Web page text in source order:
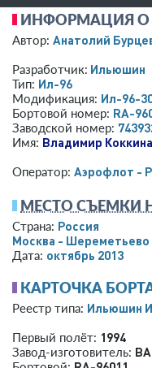
ИНФОРМАЦИЯ О
Автор: Анатолий
Разработчик: Ильюшин
Тип: Ил-96
Модификация: Ил-96-
Бортовой номер: RA-
Заводской номер:
Имя: Владимир
Оператор: Аэрофлот -
МЕСТО СЪЕМКИ
Страна: Россия
Москва - Шереметьево
Дата: октябрь 2013
КАРТОЧКА
Реестр типа: Ильюшин
Первый полёт: 1994
Завод-изготовитель: